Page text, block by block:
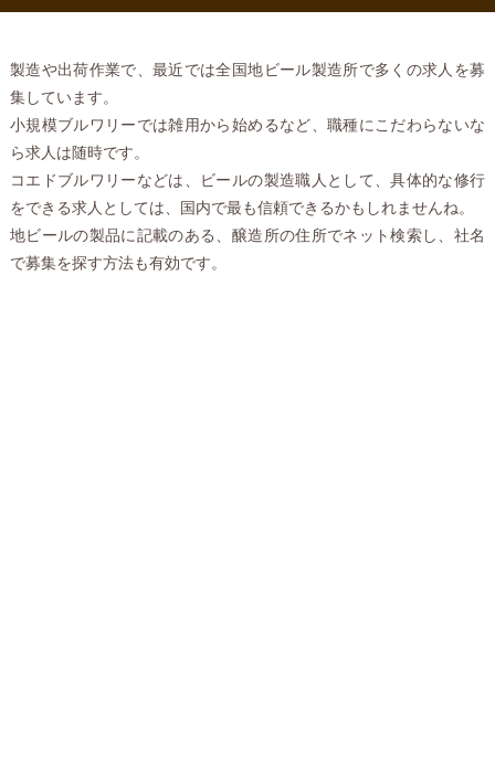
製造や出荷作業で、最近では全国地ビール製造所で多くの求人を募
集しています。
小規模ブルワリーでは雑用から始めるなど、職種にこだわらないな
ら求人は随時です。
コエドブルワリーなどは、ビールの製造職人として、具体的な修行
をできる求人としては、国内で最も信頼できるかもしれませんね。
地ビールの製品に記載のある、醸造所の住所でネット検索し、社名
で募集を探す方法も有効です。